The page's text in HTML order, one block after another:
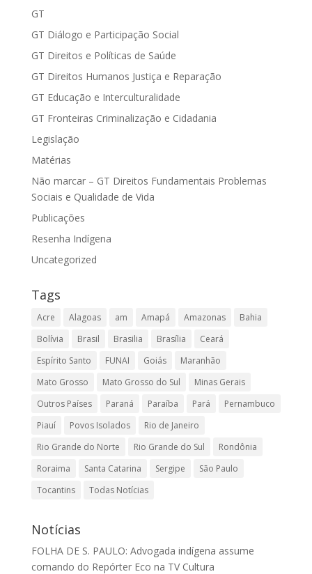
GT
GT Diálogo e Participação Social
GT Direitos e Políticas de Saúde
GT Direitos Humanos Justiça e Reparação
GT Educação e Interculturalidade
GT Fronteiras Criminalização e Cidadania
Legislação
Matérias
Não marcar – GT Direitos Fundamentais Problemas
Sociais e Qualidade de Vida
Publicações
Resenha Indígena
Uncategorized
Tags
Acre Alagoas am Amapá Amazonas
Bahia
Bolívia
Brasil Brasilia Brasília
Ceará
Espírito Santo
FUNAI Goiás
Maranhão
Mato Grosso
Mato Grosso do Sul
Minas Gerais
Outros Países
Paraná Paraíba Pará
Pernambuco
Piauí
Povos Isolados
Rio de Janeiro
Rio Grande do Norte
Rio Grande do Sul
Rondônia
Roraima
Santa Catarina Sergipe
São Paulo
Tocantins
Todas Notícias
Notícias
FOLHA DE S. PAULO: Advogada indígena assume
comando do Repórter Eco na TV Cultura